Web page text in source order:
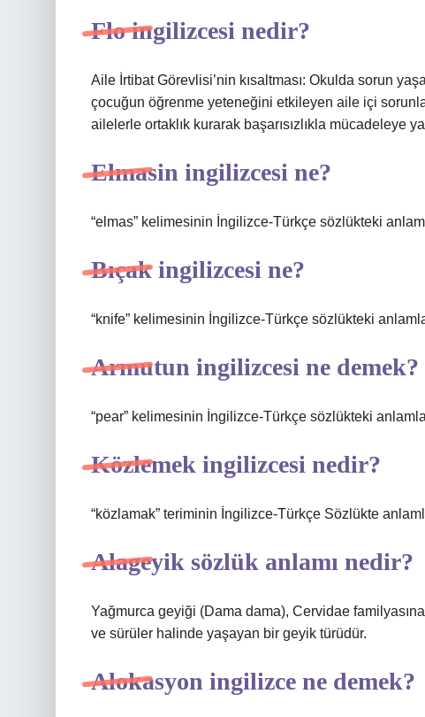
Flo ingilizcesi nedir?
Aile İrtibat Görevlisi’nin kısaltması: Okulda sorun
çocuğun öğrenme yeteneğini etkileyen aile içi
ailelerle ortaklık kurarak başarısızlıkla mücadeleye
Elmasin ingilizcesi ne?
“elmas” kelimesinin İngilizce-Türkçe sözlükteki
Bıçak ingilizcesi ne?
“knife” kelimesinin İngilizce-Türkçe sözlükteki
Armutun ingilizcesi ne demek?
“pear” kelimesinin İngilizce-Türkçe sözlükteki
Közlemek ingilizcesi nedir?
“közlamak” teriminin İngilizce-Türkçe Sözlükte
Alageyik sözlük anlamı nedir?
Yağmurca geyiği (Dama dama), Cervidae
ve sürüler halinde yaşayan bir geyik türüdür.
Alokasyon ingilizce ne demek?